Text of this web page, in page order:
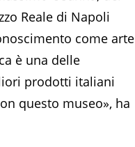
Reale di Napoli
come arte
è una delle
prodotti italiani
questo museo», ha